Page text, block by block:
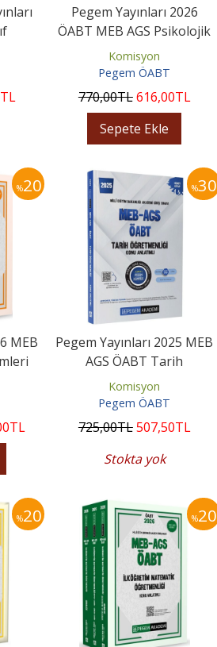
TL
Pegem Yayınları 2026
ÖABT MEB AGS Psikolojik
Danışma ve Rehberlik
Konu...
Komisyon
Pegem ÖABT
770,00TL616,00TL
Sepete Ekle
%20
MEB
TL
%30
Pegem Yayınları 2025 MEB
AGS ÖABT Tarih
Öğretmenliği Konu
Anlatımlı
Komisyon
Pegem ÖABT
725,00TL507,50TL
Stokta yok
%20 %20